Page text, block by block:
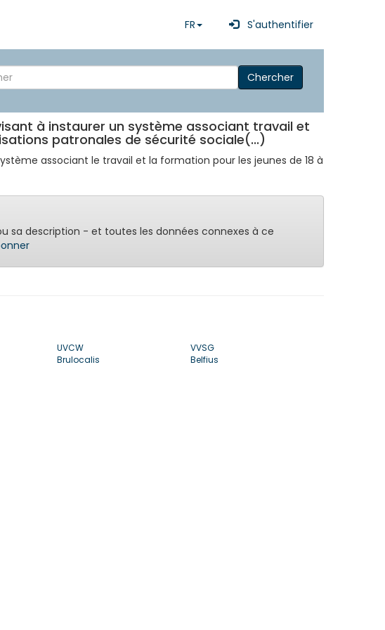
FR S'authentifier
Chercher
visant à instaurer un système associant travail et
patronales de sécurité sociale(...)
associant le travail et la formation pour les jeunes de 18 à
sa description - et toutes les données connexes à ce
UVCW
Brulocalis
VVSG
Belfius